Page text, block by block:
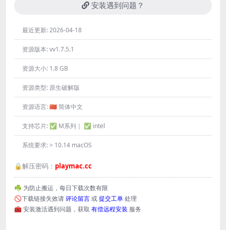
安装遇到问题？
最近更新:2026-04-18
资源版本:vv1.7.5.1
资源大小: 1.8 GB
资源类型: 原生破解版
资源语言:🇨🇳 简体中文
支持芯片: ✅ M系列｜ ✅ intel
系统要求:> 10.14 macOS
🔒解压密码： playmac.cc
☘️ 为防止搬运，每日下载次数有限
🚫下载链接失效请评论留言或提交工单处理
🧰 安装激活遇到问题，获取 有偿远程安装 服务